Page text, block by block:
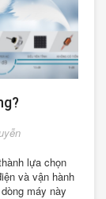
lựa chọn
và vận hành
máy này